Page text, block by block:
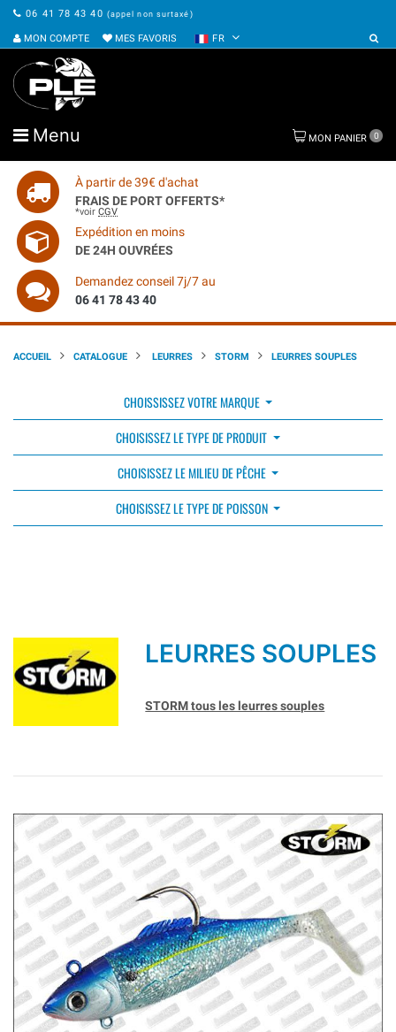
06 41 78 43 40 (appel non surtaxé)
MON COMPTE MES FAVORIS FR
Menu MON PANIER 0
À partir de 39€ d'achat
FRAIS DE PORT OFFERTS*
*voir CGV
Expédition en moins
DE 24H OUVRÉES
Demandez conseil 7j/7 au
06 41 78 43 40
ACCUEIL CATALOGUE LEURRES STORM LEURRES SOUPLES
CHOISSISSEZ VOTRE MARQUE
CHOISISSEZ LE TYPE DE PRODUIT
CHOISISSEZ LE MILIEU DE PÊCHE
CHOISISSEZ LE TYPE DE POISSON
LEURRES SOUPLES
STORM tous les leurres souples